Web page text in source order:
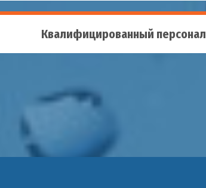
Квалифицированный персонал